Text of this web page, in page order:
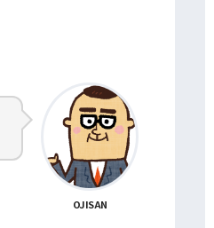
OJISAN